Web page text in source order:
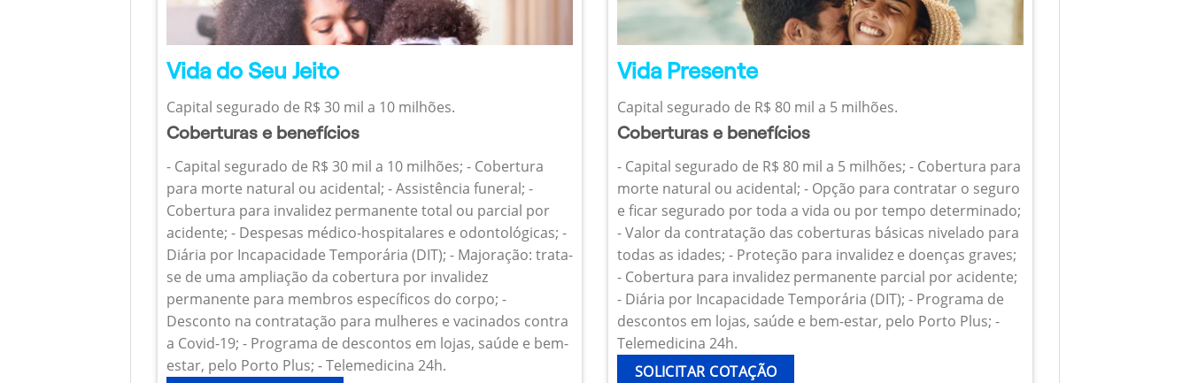
Vida do Seu Jeito
Capital segurado de R$ 30 mil a 10 milhões.
Coberturas e benefícios
- Capital segurado de R$ 30 mil a 10 milhões; - Cobertura
para morte natural ou acidental; - Assistência funeral; -
Cobertura para invalidez permanente total ou parcial por
acidente; - Despesas médico-hospitalares e odontológicas; -
Diária por Incapacidade Temporária (DIT); - Majoração: trata-
se de uma ampliação da cobertura por invalidez
permanente para membros específicos do corpo; -
Desconto na contratação para mulheres e vacinados contra
a Covid-19; - Programa de descontos em lojas, saúde e bem-
estar, pelo Porto Plus; - Telemedicina 24h.
Vida Presente
Capital segurado de R$ 80 mil a 5 milhões.
Coberturas e benefícios
- Capital segurado de R$ 80 mil a 5 milhões; - Cobertura para
morte natural ou acidental; - Opção para contratar o seguro
e ficar segurado por toda a vida ou por tempo determinado;
- Valor da contratação das coberturas básicas nivelado para
todas as idades; - Proteção para invalidez e doenças graves;
- Cobertura para invalidez permanente parcial por acidente;
- Diária por Incapacidade Temporária (DIT); - Programa de
descontos em lojas, saúde e bem-estar, pelo Porto Plus; -
Telemedicina 24h.
SOLICITAR COTAÇÃO